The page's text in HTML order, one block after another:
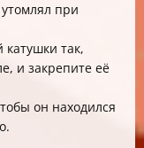
при
катушки так,
и закрепите её
он находился